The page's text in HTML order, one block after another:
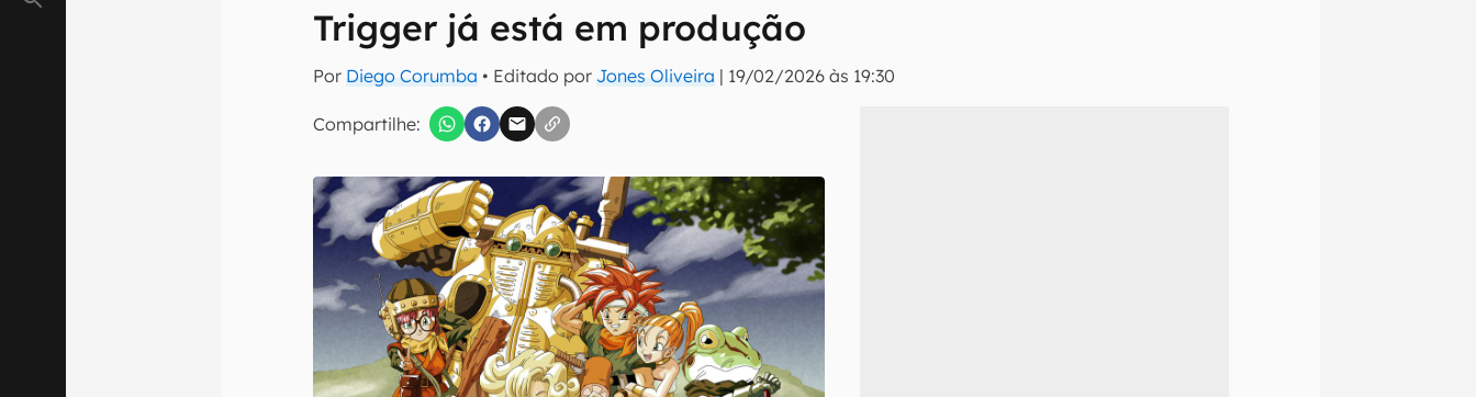
Trigger já está em produção
Por Diego Corumba • Editado por Jones Oliveira | 19/02/2026 às 19:30
Compartilhe:
Assine a newsletter do Canaltech e receba notícias e reviews sobre tecnologia em primeira
mão.
E-mail
inscreva-se
Confirmo que li, aceito e concordo com os Termos de Uso e Política de Privacidade do Canaltech.